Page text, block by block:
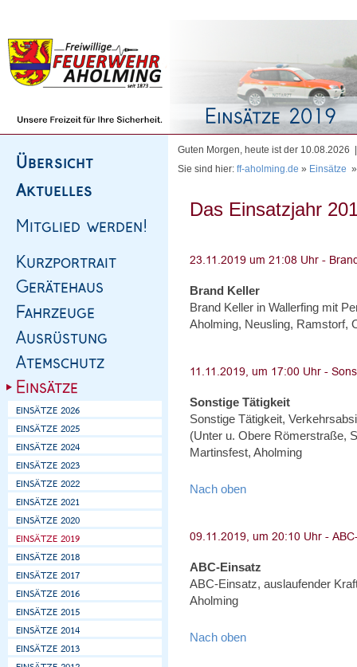
Guten Morgen, heute ist der
Sie sind hier: ff-aholming.de » Einsätze
Das Einsatzjahr
Brand Keller
Brand Keller in Wallerfing mit
Aholming, Neusling, Ramstorf,
Sonstige Tätigkeit
Sonstige Tätigkeit,
(Unter u. Obere Römerstraße,
Martinsfest, Aholming
Nach oben
ABC-Einsatz
ABC-Einsatz, auslaufender
Aholming
Nach oben